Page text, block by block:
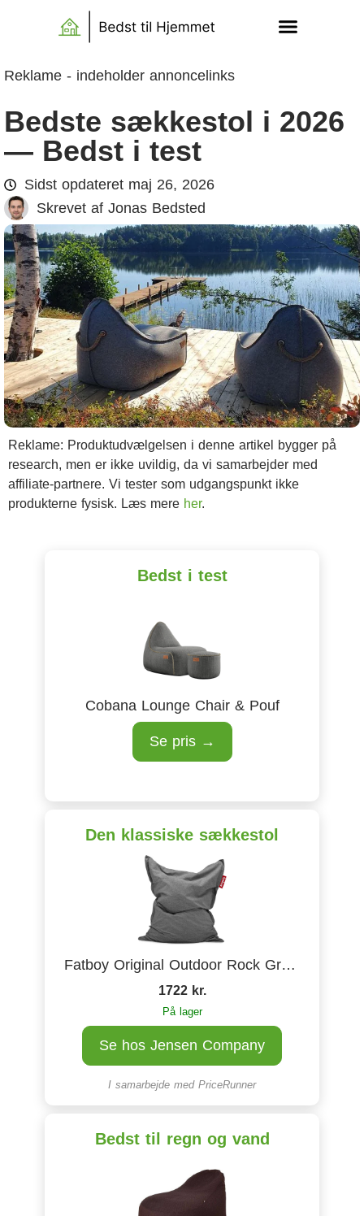
Reklame - indeholder annoncelinks
Bedste sækkestol i 2026
— Bedst i test
Sidst opdateret maj 26, 2026
Skrevet af Jonas Bedsted
Reklame: Produktudvælgelsen i denne artikel bygger på
research, men er ikke uvildig, da vi samarbejder med
affiliate-partnere. Vi tester som udgangspunkt ikke
produkterne fysisk. Læs mere her.
Bedst i test
Cobana Lounge Chair & Pouf
Se pris →
Den klassiske sækkestol
Fatboy Original Outdoor Rock Grey Sækkestol 360L
1722 kr.
På lager
Se hos Jensen Company
I samarbejde med PriceRunner
Bedst til regn og vand